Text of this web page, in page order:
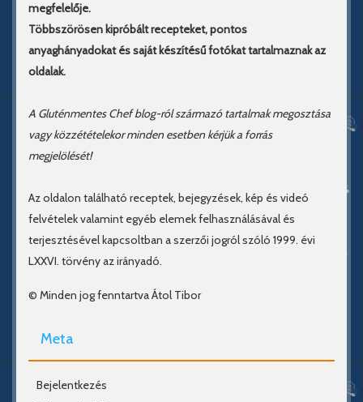
megfelelője.
Többszörösen kipróbált recepteket, pontos
anyaghányadokat és saját készítésű fotókat tartalmaznak az
oldalak.
A Gluténmentes Chef blog-ról származó tartalmak megosztása
vagy közzétételekor minden esetben kérjük a forrás
megjelölését!
Az oldalon található receptek, bejegyzések, kép és videó
felvételek valamint egyéb elemek felhasználásával és
terjesztésével kapcsoltban a szerzői jogról szóló 1999. évi
LXXVI. törvény az irányadó.
© Minden jog fenntartva Átol Tibor
Meta
Bejelentkezés